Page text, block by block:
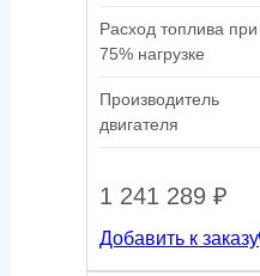
Расход топлива при
75% нагрузке
Производитель
двигателя
1 241 289 ₽
Добавить к заказу